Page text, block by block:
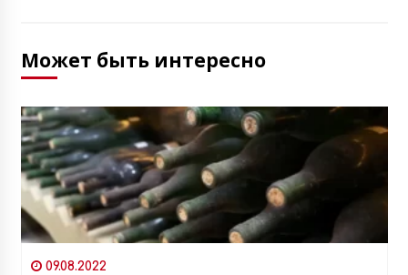
Может быть интересно
09.08.2022